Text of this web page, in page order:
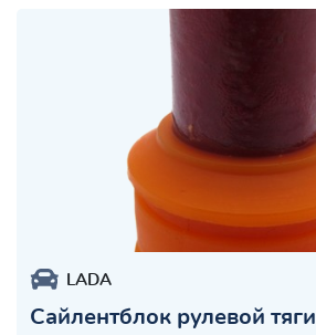
LADA
Сайлентблок рулевой тяги